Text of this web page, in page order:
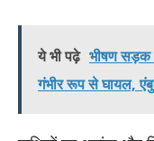
ये भी पढ़े भीषण सड़क
गंभीर रूप से घायल,